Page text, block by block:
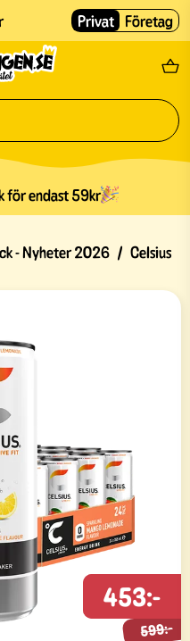
Fri
Privat Företag
för endast 59kr
- Nyheter 2026 / Celsius
453:-
599:-
599:-